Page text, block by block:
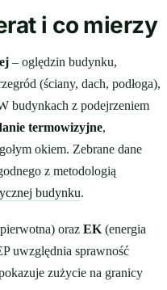
i co mierzy
– oględzin budynku,
(ściany, dach, podłoga),
budynkach z podejrzeniem
termowizyjne,
okiem. Zebrane dane
z metodologią
budynku.
oraz EK (energia
uwzględnia sprawność
zużycie na granicy